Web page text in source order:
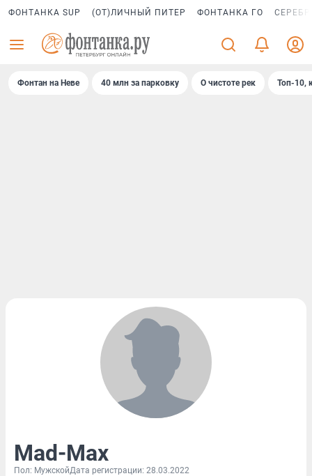
ФОНТАНКА SUP (ОТ)ЛИЧНЫЙ ПИТЕР ФОНТАНКА ГО
Фонтан на Неве 40 млн за парковку О чистоте рек Топ-10,
Mad-Max
Пол: МужскойДата регистрации: 28.03.2022